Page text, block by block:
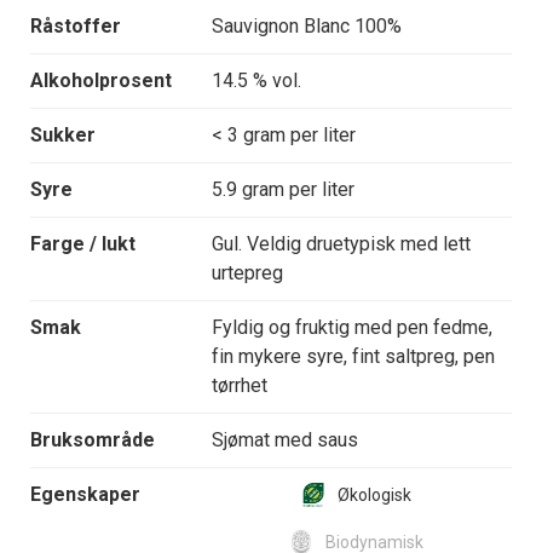
Råstoffer Sauvignon Blanc 100%
Alkoholprosent 14.5 % vol.
Sukker < 3 gram per liter
Syre 5.9 gram per liter
Farge / lukt
Gul. Veldig druetypisk med lett
urtepreg
Smak
Fyldig og fruktig med pen fedme,
fin mykere syre, fint saltpreg, pen
tørrhet
Bruksområde Sjømat med saus
Egenskaper Økologisk
Biodynamisk